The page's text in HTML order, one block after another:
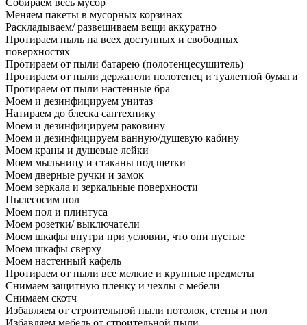
Собираем весь мусор
Меняем пакеты в мусорных корзинах
Раскладываем/ развешиваем вещи аккуратно
Протираем пыль на всех доступных и свободных
поверхностях
Протираем от пыли батарею (полотенцесушитель)
Протираем от пыли держатели полотенец и туалетной бумаги
Протираем от пыли настенные бра
Моем и дезинфицируем унитаз
Натираем до блеска сантехнику
Моем и дезинфицируем раковину
Моем и дезинфицируем ванную/душевую кабину
Моем краны и душевые лейки
Моем мыльницу и стаканы под щетки
Моем дверные ручки и замок
Моем зеркала и зеркальные поверхности
Пылесосим пол
Моем пол и плинтуса
Моем розетки/ выключатели
Моем шкафы внутри при условии, что они пустые
Моем шкафы сверху
Моем настенный кафель
Протираем от пыли все мелкие и крупные предметы
Снимаем защитную пленку и чехлы с мебели
Снимаем скотч
Избавляем от строительной пыли потолок, стены и пол
Избавляем мебель от строительной пыли